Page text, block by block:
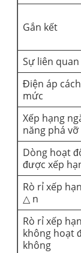
Gắn kết
Sự liên quan
Điện áp
mức
Xếp hạng
năng phá
Dòng hoạt
được xếp
Rò rỉ xếp
△ n
Rò rỉ xếp
không hoạt
không